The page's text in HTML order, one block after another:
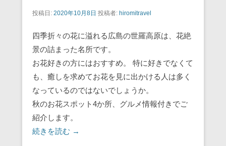
投稿日: 2020年10月8日 投稿者: hiromitravel
四季折々の花に溢れる広島の世羅高原は、花絶
景の詰まった名所です。
お花好きの方にはおすすめ。 特に好きでなくて
も、癒しを求めてお花を見に出かける人は多く
なっているのではないでしょうか。
秋のお花スポット4か所、グルメ情報付きでご
紹介します。
続きを読む →